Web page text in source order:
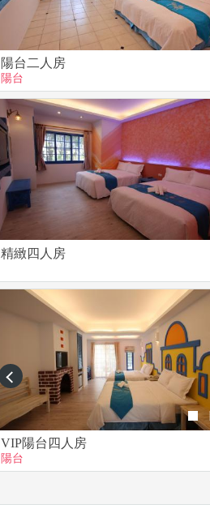
陽台二人房
陽台
精緻四人房
prev
VIP陽台四人房
陽台